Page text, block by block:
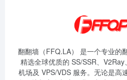
翻翻墙（FFQ.LA） 是一个专业的
精选全球优质的 SS/SSR、
机场及 VPS/VDS 服务。无论是高